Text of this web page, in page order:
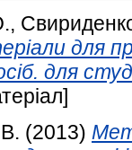
,
для
для
(2013)